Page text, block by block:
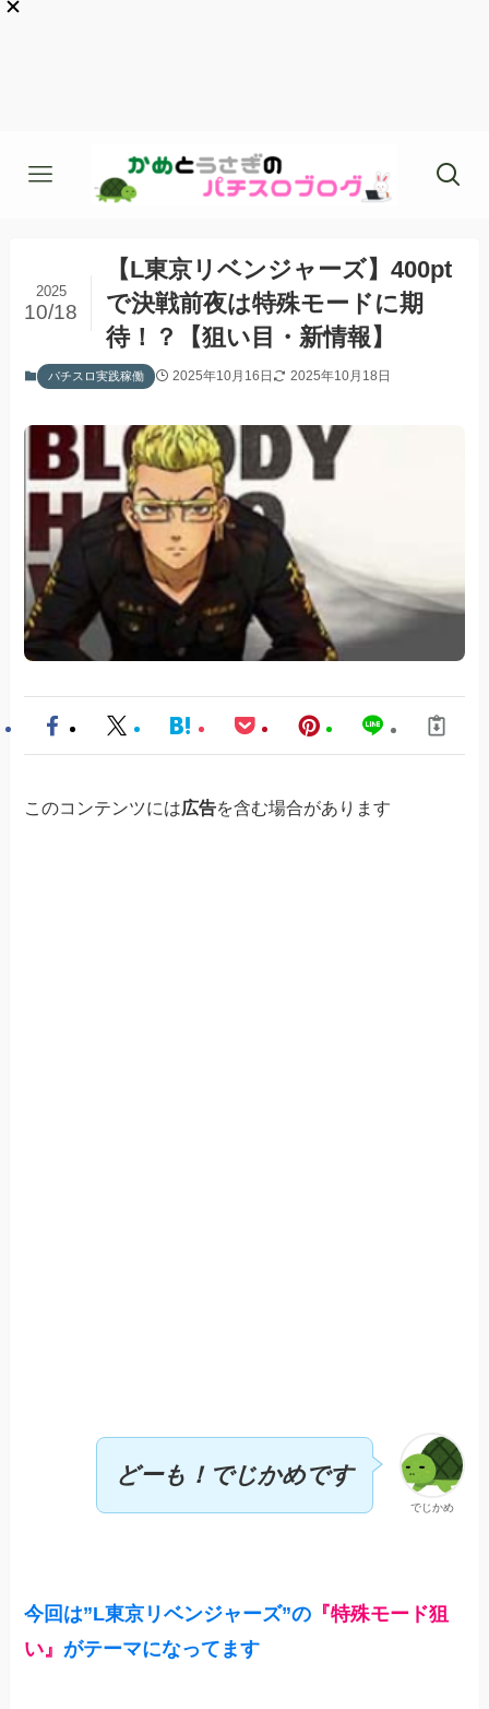
【L東京リベンジャーズ】400pt
で決戦前夜は特殊モードに期
待！？【狙い目・新情報】
2025
10/18
パチスロ実践稼働 2025年10月16日 2025年10月18日
このコンテンツには広告を含む場合があります
でじかめ
どーも！でじかめです
今回は”L東京リベンジャーズ”の 『特殊モード狙
い』 がテーマになってます